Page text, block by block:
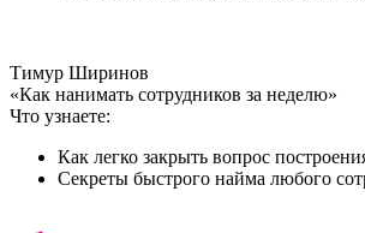
Тимур Ширинов
«Как нанимать сотрудников за неделю»
Что узнаете:
Как легко закрыть вопрос
Секреты быстрого найма любого